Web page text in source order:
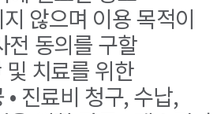
않으며 이용 목적이
전 동의를 구할
및 치료를 위한
진료비 청구, 수납,